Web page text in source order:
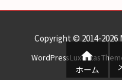
Copyright © 2014-2026
WordPress Luxeritas

ホーム